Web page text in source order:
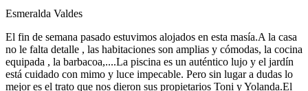
Esmeralda Valdes
El fin de semana pasado estuvimos alojados en esta masía.A la casa
no le falta detalle , las habitaciones son amplias y cómodas, la cocina
equipada , la barbacoa,....La piscina es un auténtico lujo y el jardín
está cuidado con mimo y luce impecable. Pero sin lugar a dudas lo
mejor es el trato que nos dieron sus propietarios Toni y Yolanda.El